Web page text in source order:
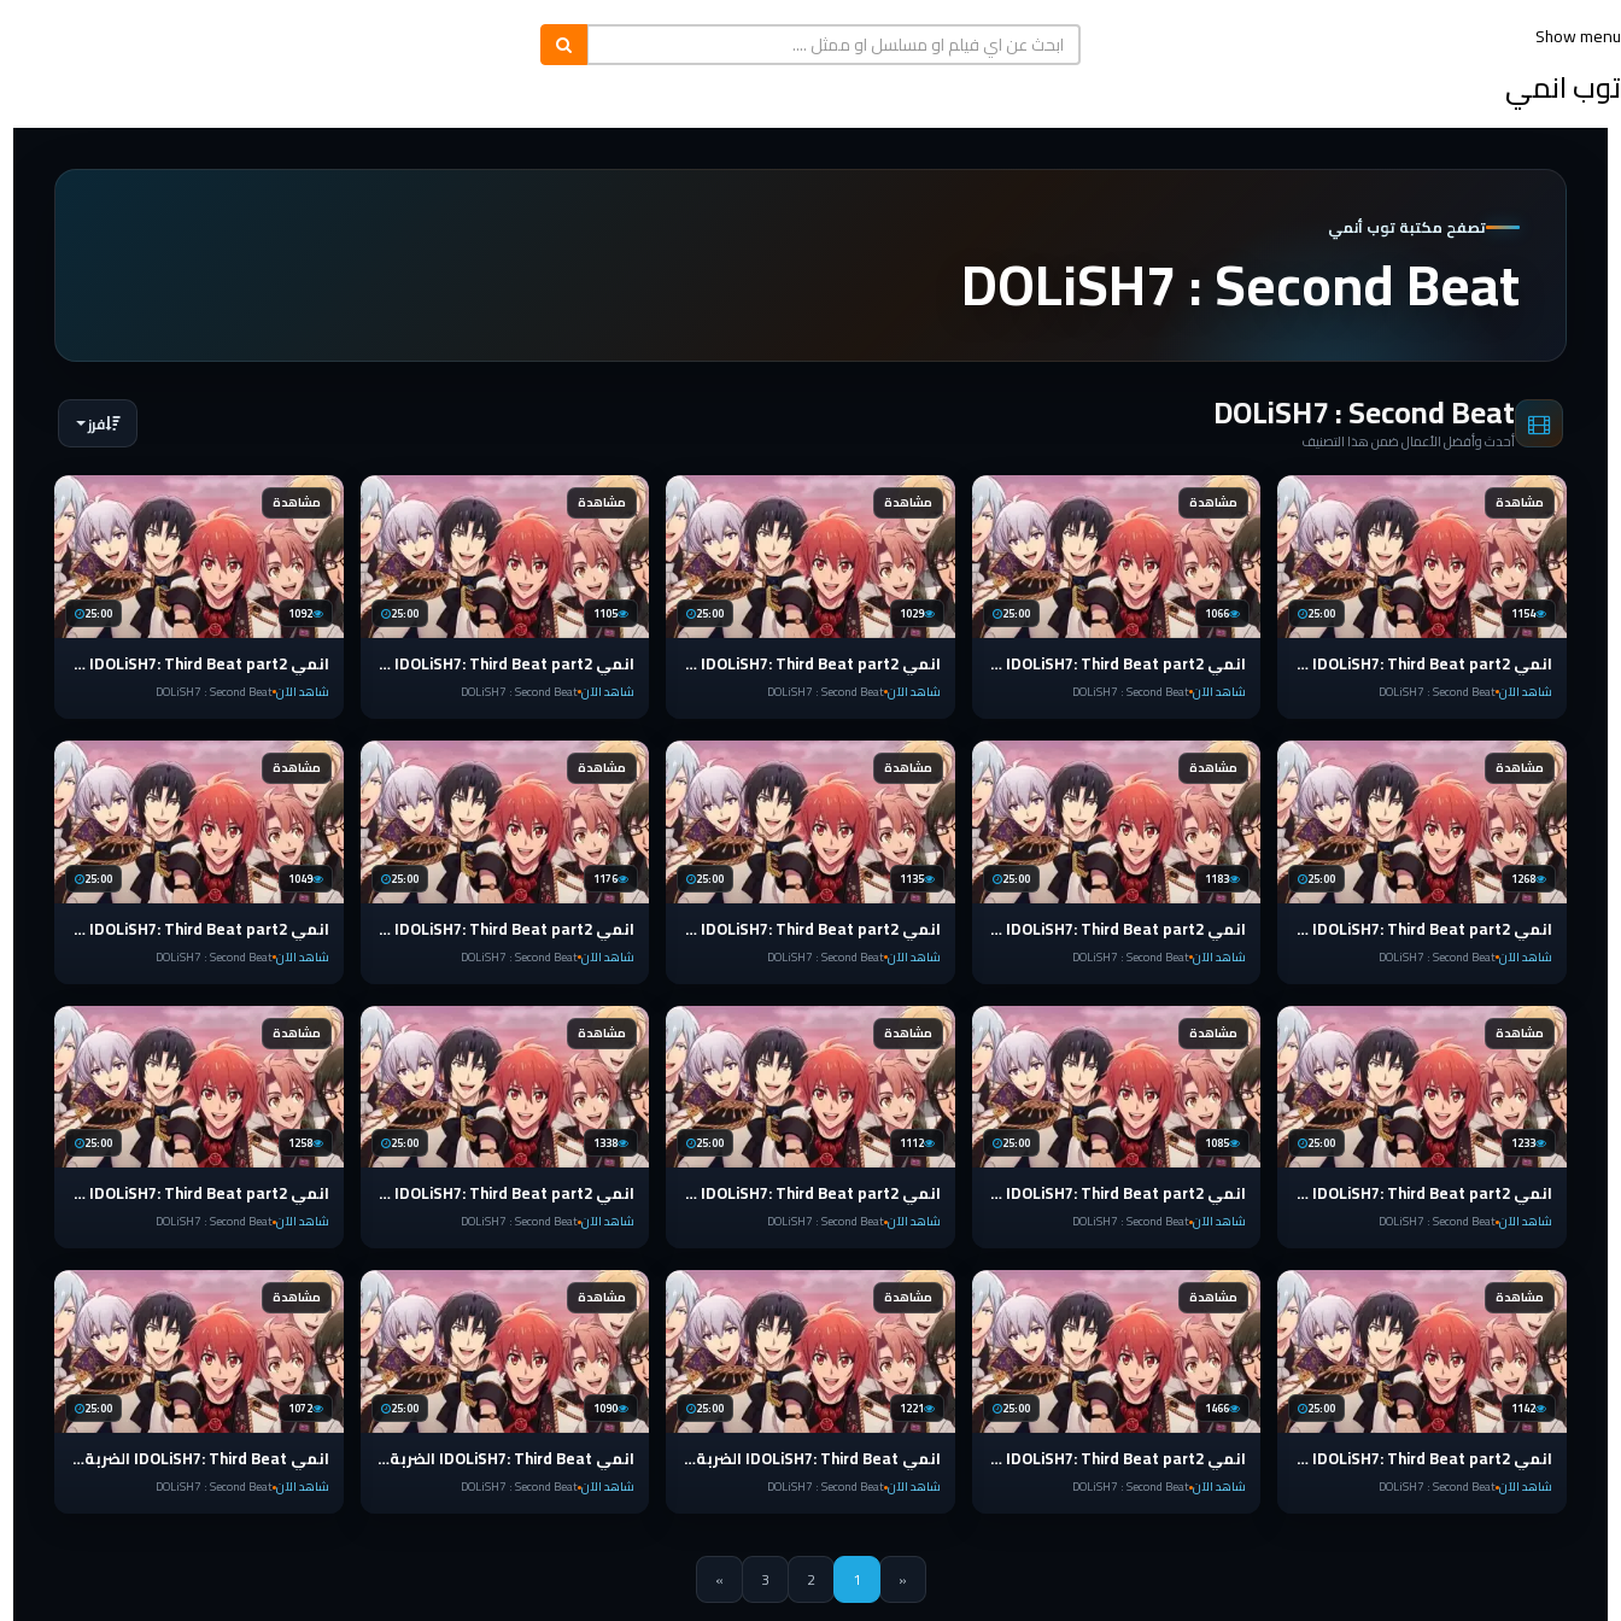
Show menu
توب انمي
تصفح مكتبة توب أنمي
DOLiSH7 : Second Beat
DOLiSH7 : Second Beat
أحدث وأفضل الأعمال ضمن هذا التصنيف
فرز
مشاهدة
25:00 1154
انمي IDOLiSH7: Third Beat part2 الضربة الثالثة الحلقة 17 مترجمة والاخيرة
شاهد الآنDOLiSH7 : Second Beat
مشاهدة
25:00 1066
انمي IDOLiSH7: Third Beat part2 الضربة الثالثة الحلقة 16 مترجمة
شاهد الآنDOLiSH7 : Second Beat
مشاهدة
25:00 1029
انمي IDOLiSH7: Third Beat part2 الضربة الثالثة الحلقة 15 مترجمة
شاهد الآنDOLiSH7 : Second Beat
مشاهدة
25:00 1105
انمي IDOLiSH7: Third Beat part2 الضربة الثالثة الحلقة 14 مترجمة
شاهد الآنDOLiSH7 : Second Beat
مشاهدة
25:00 1092
انمي IDOLiSH7: Third Beat part2 الضربة الثالثة الحلقة 13 مترجمة
شاهد الآنDOLiSH7 : Second Beat
مشاهدة
25:00 1268
انمي IDOLiSH7: Third Beat part2 الضربة الثالثة الحلقة 12 مترجمة
شاهد الآنDOLiSH7 : Second Beat
مشاهدة
25:00 1183
انمي IDOLiSH7: Third Beat part2 الضربة الثالثة الحلقة 11 مترجمة
شاهد الآنDOLiSH7 : Second Beat
مشاهدة
25:00 1135
انمي IDOLiSH7: Third Beat part2 الضربة الثالثة الحلقة 10 مترجمة
شاهد الآنDOLiSH7 : Second Beat
مشاهدة
25:00 1176
انمي IDOLiSH7: Third Beat part2 الضربة الثالثة الحلقة 9 مترجمة
شاهد الآنDOLiSH7 : Second Beat
مشاهدة
25:00 1049
انمي IDOLiSH7: Third Beat part2 الضربة الثالثة الحلقة 8 مترجمة
شاهد الآنDOLiSH7 : Second Beat
مشاهدة
25:00 1233
انمي IDOLiSH7: Third Beat part2 الضربة الثالثة الحلقة 7 مترجمة
شاهد الآنDOLiSH7 : Second Beat
مشاهدة
25:00 1085
انمي IDOLiSH7: Third Beat part2 الضربة الثالثة الحلقة 6 مترجمة
شاهد الآنDOLiSH7 : Second Beat
مشاهدة
25:00 1112
انمي IDOLiSH7: Third Beat part2 الضربة الثالثة الحلقة 5 مترجمة
شاهد الآنDOLiSH7 : Second Beat
مشاهدة
25:00 1338
انمي IDOLiSH7: Third Beat part2 الضربة الثالثة الحلقة 4 مترجمة
شاهد الآنDOLiSH7 : Second Beat
مشاهدة
25:00 1258
انمي IDOLiSH7: Third Beat part2 الضربة الثالثة الحلقة 3 مترجمة
شاهد الآنDOLiSH7 : Second Beat
مشاهدة
25:00 1142
انمي IDOLiSH7: Third Beat part2 الضربة الثالثة الحلقة 2 مترجمة
شاهد الآنDOLiSH7 : Second Beat
مشاهدة
25:00 1466
انمي IDOLiSH7: Third Beat part2 الضربة الثالثة الحلقة 1 مترجمة
شاهد الآنDOLiSH7 : Second Beat
مشاهدة
25:00 1221
انمي IDOLiSH7: Third Beat الضربة الثالثة الحلقة 13 والاخيرة مترجمة
شاهد الآنDOLiSH7 : Second Beat
مشاهدة
25:00 1090
انمي IDOLiSH7: Third Beat الضربة الثالثة الحلقة 12 مترجمة
شاهد الآنDOLiSH7 : Second Beat
مشاهدة
25:00 1072
انمي IDOLiSH7: Third Beat الضربة الثالثة الحلقة 11 مترجمة
شاهد الآنDOLiSH7 : Second Beat
«
1
2
3
»